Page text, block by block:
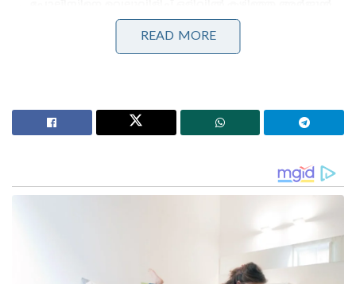
ആയങ്കി ഒടുവിൽ വലയിൽ; കണ്ണൂരിലെ
അപാർട്മെന്റിൽ നിന്ന് പൊക്കിയത് നാടകീയമായി!
പാർട്ടിക്ക് വേണ്ടി പ്രതികരിച്ചതിനാണ് കള്ളക്കേസിൽ
പെൺകുട്ടിയുമായി അടുപ്പം സ്ഥാപിച്ച ഇയാൾ
ഭക്ഷണം കഴിക്കാനായി ക്ഷണിച്ചിരുന്നു. ഇത്
പെൺകുട്ടിയ്ക്ക് ഇയാൾ ഭക്ഷണത്തിൽ ലഹരി
കലർത്തി നൽകുകയായിരുന്നു. ശേഷം
ലൈംഗികമായി പെൺകുട്ടിയെ ഉപയോഗിച്ചു.
READ MORE